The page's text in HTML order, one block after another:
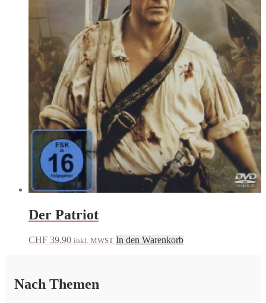
Der Patriot
CHF 39.90 inkl. MWST In den Warenkorb
Nach Themen